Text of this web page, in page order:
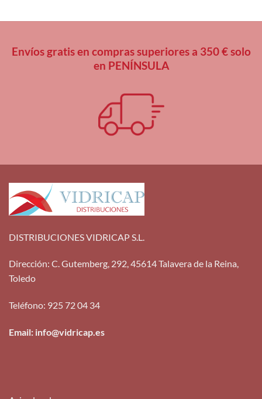
Envíos gratis en compras superiores a 350 € solo
en PENÍNSULA
DISTRIBUCIONES VIDRICAP S.L.
Dirección: C. Gutemberg, 292, 45614 Talavera de la Reina,
Toledo
Teléfono: 925 72 04 34
Email: info@vidricap.es